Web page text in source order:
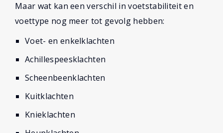
Maar wat kan een verschil in voetstabiliteit en
voettype nog meer tot gevolg hebben:
Voet- en enkelklachten
Achillespeesklachten
Scheenbeenklachten
Kuitklachten
Knieklachten